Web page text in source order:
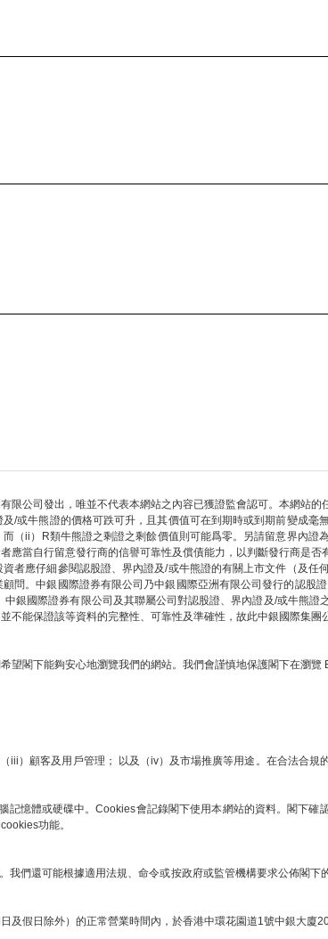
公司發出，唯並不代表本網站之內容已獲證監會認可。本網站
/或牛熊證的價格可跌可升，且其價值可在到期時或到期前變成
（ii）R類牛熊證之剩證之剩餘價值則可能爲零。另請留意界內
應當自行留意發行商的信譽可靠性及償債能力，以判斷發行商是
者應仔細參閱認股證、界內證及/或牛熊證的有關上市文件（及
問。中銀國際證券有限公司乃中銀國際亞洲有限公司發行的認股
銀國際證券有限公司及其聯屬公司對認股證、界內證及/或牛熊
能保證該等資料的完整性、可靠性及準確性，故此中銀國際集團
閣下能夠安心地瀏覽我們的網站。我們會謹慎地保護閣下在瀏覽
）顧客及用戶管理； 以及（iv）及市場推廣等用途。在合法合
憶體或硬碟中。Cookies會記錄閣下使用本網站的資料。閣下
功能。
們還可能根據適用法規、命令或按政府或監管機構要求公佈閣
假日除外）的正常營業時間內，於香港中環花園道1號中銀大廈